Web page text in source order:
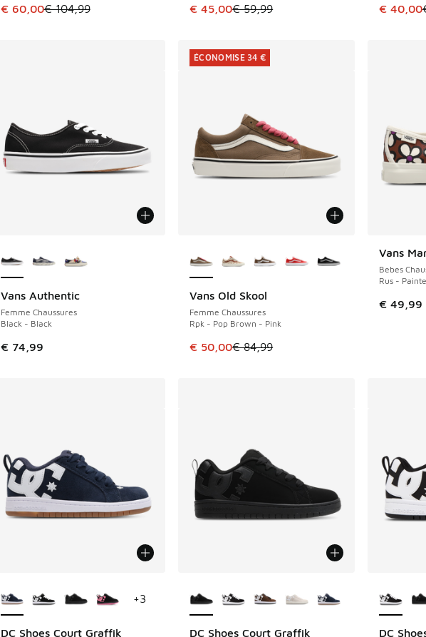
Cet article est en promotion. Prix en baisse de € 104,99 à € 60,00
€ 60,00€ 104,99 Cet article est en promotion. Prix en baisse
€ 45,00€ 59,99 Cet
€ 40,00
Vans Authentic
Femme Chaussures
Black - Black
€ 74,99
Vans Old Skool
Femme Chaussures
Rpk - Pop Brown - Pink
Cet article est en promotion. Prix en baisse
€ 50,00€ 84,99
ÉCONOMISE 34 €
ÉCONOMISE 34 €
Vans
Bebes
Rus -
€ 49,99
DC Shoes Court Graffik
+3
DC Shoes Court Graffik DC